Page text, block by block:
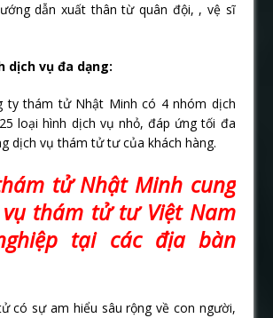
dẫn xuất thân từ quân đội, , vệ sĩ
dịch vụ đa dạng:
ty thám tử Nhật Minh có 4 nhóm dịch
loại hình dịch vụ nhỏ, đáp ứng tối đa
dịch vụ thám tử tư của khách hàng.
tử Nhật Minh cung
thám tử tư Việt Nam
tại các địa bàn
có sự am hiểu sâu rộng về con người,